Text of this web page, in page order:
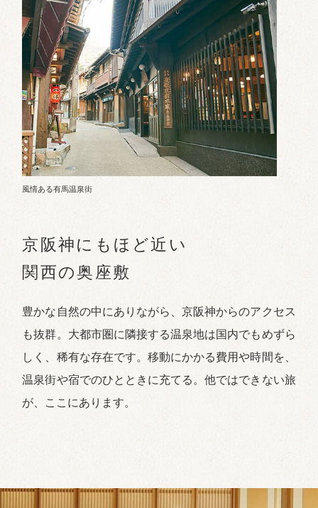
風情ある有馬温泉街
京阪神にもほど近い
関西の奥座敷
豊かな自然の中にありながら、京阪神からのアクセス
も抜群。大都市圏に隣接する温泉地は国内でもめずら
しく、稀有な存在です。移動にかかる費用や時間を、
温泉街や宿でのひとときに充てる。他ではできない旅
が、ここにあります。